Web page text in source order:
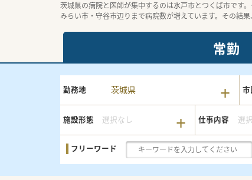
茨城県の病院と医師が集中するのは水戸市とつくば市です
みらい市・守谷市辺りまで病院数が増えています。その結
常勤
勤務地 茨城県 市
施設形態 選択なし 仕事内容 選
フリーワード